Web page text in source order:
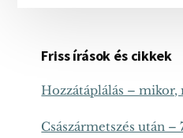
Friss írások és cikkek
Hozzátáplálás – mikor,
Császármetszés után –